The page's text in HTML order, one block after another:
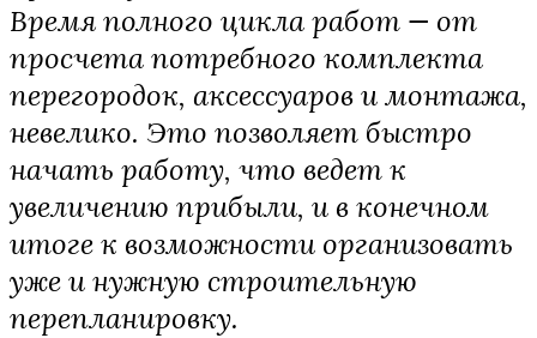
Время полного цикла работ — от
просчета потребного комплекта
перегородок, аксессуаров и монтажа,
невелико. Это позволяет быстро
начать работу, что ведет к
увеличению прибыли, и в конечном
итоге к возможности организовать
уже и нужную строительную
перепланировку.